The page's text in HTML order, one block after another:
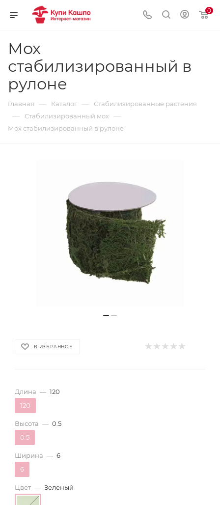
0
Мох
стабилизированный в
рулоне
Главная — Каталог — Стабилизированные растения
— Стабилизированный мох —
Мох стабилизированный в рулоне
В ИЗБРАННОЕ
Длина — 120
120
Высота — 0.5
0.5
Ширина — 6
6
Цвет — Зеленый